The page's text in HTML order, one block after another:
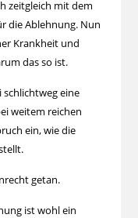
zeitgleich mit dem
die Ablehnung. Nun
Krankheit und
das so ist.
schlichtweg eine
weitem reichen
ein, wie die
getan.
ist wohl ein